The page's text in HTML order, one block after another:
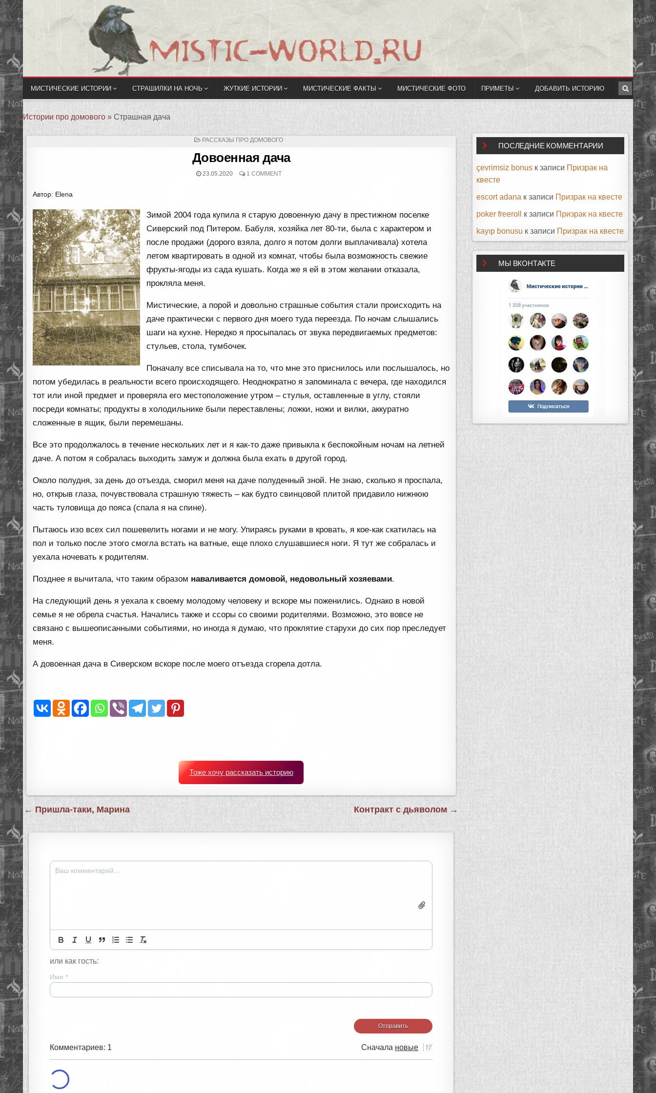
МИСТИЧЕСКИЕ ИСТОРИИ СТРАШИЛКИ НА НОЧЬ ЖУТКИЕ ИСТОРИИ МИСТИЧЕСКИЕ ФАКТЫ МИСТИЧЕСКИЕ ФОТО ПРИМЕТЫ ДОБАВИТЬ ИСТОРИЮ
Истории про домового » Страшная дача
ОПУБЛИКОВАНО
РАССКАЗЫ ПРО ДОМОВОГО
Довоенная дача
23.05.2020 1 COMMENT
Автор: Elena
Зимой 2004 года купила я старую довоенную дачу в престижном поселке
Сиверский под Питером. Бабуля, хозяйка лет 80-ти, была с характером и
после продажи (дорого взяла, долго я потом долги выплачивала) хотела
летом квартировать в одной из комнат, чтобы была возможность свежие
фрукты-ягоды из сада кушать. Когда же я ей в этом желании отказала,
прокляла меня.
Мистические, а порой и довольно страшные события стали происходить на
даче практически с первого дня моего туда переезда. По ночам слышались
шаги на кухне. Нередко я просыпалась от звука передвигаемых предметов:
стульев, стола, тумбочек.
Поначалу все списывала на то, что мне это приснилось или послышалось, но
потом убедилась в реальности всего происходящего. Неоднократно я запоминала с вечера, где находился
тот или иной предмет и проверяла его местоположение утром – стулья, оставленные в углу, стояли
посреди комнаты; продукты в холодильнике были переставлены; ложки, ножи и вилки, аккуратно
сложенные в ящик, были перемешаны.
Все это продолжалось в течение нескольких лет и я как-то даже привыкла к беспокойным ночам на летней
даче. А потом я собралась выходить замуж и должна была ехать в другой город.
Около полудня, за день до отъезда, сморил меня на даче полуденный зной. Не знаю, сколько я проспала,
но, открыв глаза, почувствовала страшную тяжесть – как будто свинцовой плитой придавило нижнюю
часть туловища до пояса (спала я на спине).
Пытаюсь изо всех сил пошевелить ногами и не могу. Упираясь руками в кровать, я кое-как скатилась на
пол и только после этого смогла встать на ватные, еще плохо слушавшиеся ноги. Я тут же собралась и
уехала ночевать к родителям.
Позднее я вычитала, что таким образом наваливается домовой, недовольный хозяевами.
На следующий день я уехала к своему молодому человеку и вскоре мы поженились. Однако в новой
семье я не обрела счастья. Начались также и ссоры со своими родителями. Возможно, это вовсе не
связано с вышеописанными событиями, но иногда я думаю, что проклятие старухи до сих пор преследует
меня.
А довоенная дача в Сиверском вскоре после моего отъезда сгорела дотла.
Тоже хочу рассказать историю
Навигация
записям
← Пришла-таки, Марина Контракт с дьяволом →
или как гость:
Имя *
Комментариев: 1 Сначала новые
ПОСЛЕДНИЕ КОММЕНТАРИИ
çevrimsiz bonus к записи Призрак на
квесте
escort adana к записи Призрак на квесте
poker freeroll к записи Призрак на квесте
kayıp bonusu к записи Призрак на квесте
МЫ ВКОНТАКТЕ